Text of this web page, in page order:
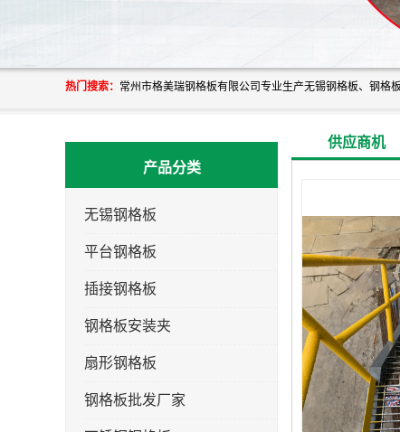
热门搜索：
产品分类
无锡钢格板
平台钢格板
插接钢格板
钢格板安装夹
扇形钢格板
钢格板批发厂家
供应商机